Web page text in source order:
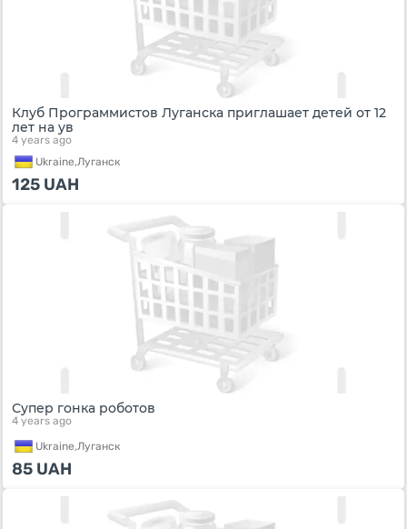
Клуб Программистов Луганска приглашает детей от 12
лет на ув
4 years ago
Ukraine,Луганск
125 UAH
Супер гонка роботов
4 years ago
Ukraine,Луганск
85 UAH